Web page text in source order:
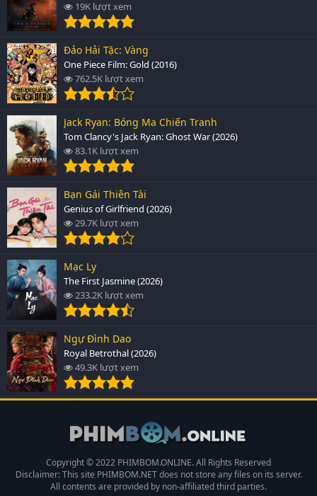
19K lượt xem
Đảo Hải Tặc: Vàng
One Piece Film: Gold (2016)
762.5K lượt xem
Jack Ryan: Bóng Ma Chiến Tranh
Tom Clancy's Jack Ryan: Ghost War (2026)
83.1K lượt xem
Bạn Gái Thiên Tài
Genius of Girlfriend (2026)
29.7K lượt xem
Mạc Ly
The First Jasmine (2026)
233.2K lượt xem
Ngự Đình Dao
Royal Betrothal (2026)
49.3K lượt xem
Copyright © 2022 PHIMBOM.ONLINE. All Rights Reserved
Disclaimer: This site PHIMBOM.NETdoes not store any files on its server.
All contents are provided by non-affiliated third parties.